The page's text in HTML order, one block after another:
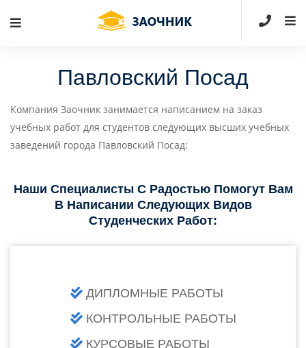
Павловский Посад
Компания Заочник занимается написанием на заказ
учебных работ для студентов следующих высших учебных
заведений города Павловский Посад:
Наши Специалисты С Радостью Помогут Вам
В Написании Следующих Видов
Студенческих Работ:
ДИПЛОМНЫЕ РАБОТЫ
КОНТРОЛЬНЫЕ РАБОТЫ
КУРСОВЫЕ РАБОТЫ